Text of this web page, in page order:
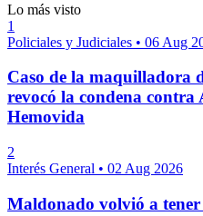
Lo más visto
1
Policiales y Judiciales • 06 Aug
Caso de la maquilladora
revocó la condena contra
Hemovida
2
Interés General • 02 Aug 2026
Maldonado volvió a